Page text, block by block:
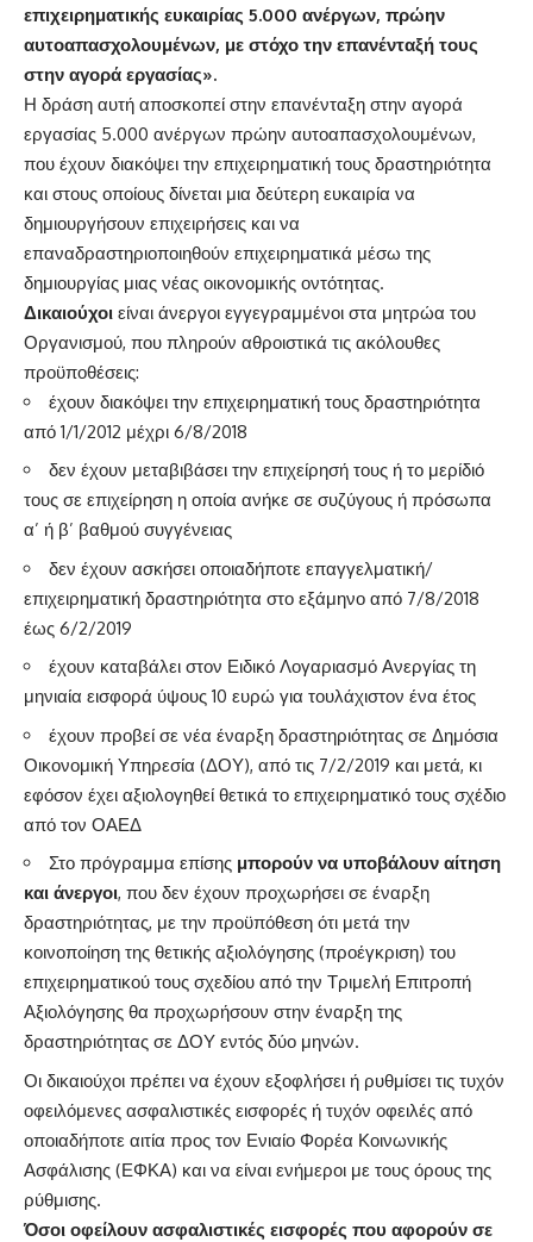
επιχειρηματικής ευκαιρίας 5.000 ανέργων, πρώην
αυτοαπασχολουμένων, με στόχο την επανένταξή τους
στην αγορά εργασίας».
Η δράση αυτή αποσκοπεί στην επανένταξη στην αγορά
εργασίας 5.000 ανέργων πρώην αυτοαπασχολουμένων,
που έχουν διακόψει την επιχειρηματική τους δραστηριότητα
και στους οποίους δίνεται μια δεύτερη ευκαιρία να
δημιουργήσουν επιχειρήσεις και να
επαναδραστηριοποιηθούν επιχειρηματικά μέσω της
δημιουργίας μιας νέας οικονομικής οντότητας.
Δικαιούχοι είναι άνεργοι εγγεγραμμένοι στα μητρώα του
Οργανισμού, που πληρούν αθροιστικά τις ακόλουθες
προϋποθέσεις:
έχουν διακόψει την επιχειρηματική τους δραστηριότητα
από 1/1/2012 μέχρι 6/8/2018
δεν έχουν μεταβιβάσει την επιχείρησή τους ή το μερίδιό
τους σε επιχείρηση η οποία ανήκε σε συζύγους ή πρόσωπα
α’ ή β’ βαθμού συγγένειας
δεν έχουν ασκήσει οποιαδήποτε επαγγελματική/
επιχειρηματική δραστηριότητα στο εξάμηνο από 7/8/2018
έως 6/2/2019
έχουν καταβάλει στον Ειδικό Λογαριασμό Ανεργίας τη
μηνιαία εισφορά ύψους 10 ευρώ για τουλάχιστον ένα έτος
έχουν προβεί σε νέα έναρξη δραστηριότητας σε Δημόσια
Οικονομική Υπηρεσία (ΔΟΥ), από τις 7/2/2019 και μετά, κι
εφόσον έχει αξιολογηθεί θετικά το επιχειρηματικό τους σχέδιο
από τον ΟΑΕΔ
Στο πρόγραμμα επίσης μπορούν να υποβάλουν αίτηση
και άνεργοι, που δεν έχουν προχωρήσει σε έναρξη
δραστηριότητας, με την προϋπόθεση ότι μετά την
κοινοποίηση της θετικής αξιολόγησης (προέγκριση) του
επιχειρηματικού τους σχεδίου από την Τριμελή Επιτροπή
Αξιολόγησης θα προχωρήσουν στην έναρξη της
δραστηριότητας σε ΔΟΥ εντός δύο μηνών.
Οι δικαιούχοι πρέπει να έχουν εξοφλήσει ή ρυθμίσει τις τυχόν
οφειλόμενες ασφαλιστικές εισφορές ή τυχόν οφειλές από
οποιαδήποτε αιτία προς τον Ενιαίο Φορέα Κοινωνικής
Ασφάλισης (ΕΦΚΑ) και να είναι ενήμεροι με τους όρους της
ρύθμισης.
Όσοι οφείλουν ασφαλιστικές εισφορές που αφορούν σε